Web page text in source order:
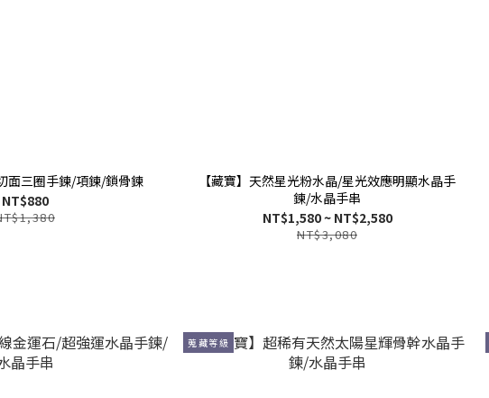
面三圈手鍊/項鍊/鎖骨鍊
NT$880
【藏寶】天然星光粉水晶/星光效應明顯水晶手
鍊/水晶手串
NT$1,580 ~ NT$2,580
NT$3,080
蒐藏等級